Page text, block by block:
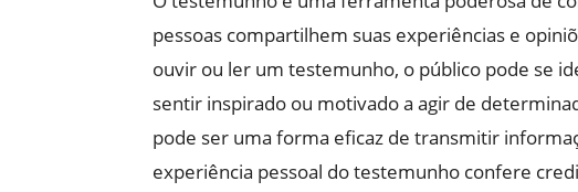
pessoas compartilhem suas experiências e
ouvir ou ler um testemunho, o público pode se
sentir inspirado ou motivado a agir de
pode ser uma forma eficaz de transmitir
experiência pessoal do testemunho confere